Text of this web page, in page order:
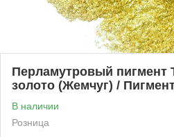
Перламутровый пигмент
золото (Жемчуг) /
В наличии
Розница